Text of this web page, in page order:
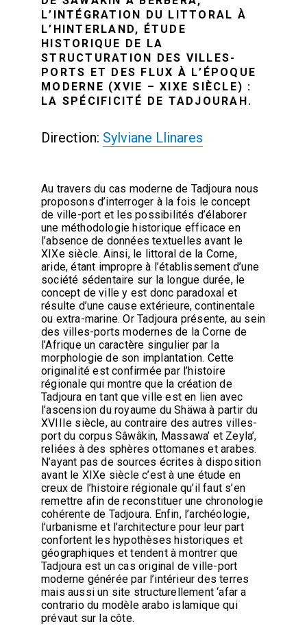
L’INTÉGRATION DU LITTORAL À
L’HINTERLAND, ÉTUDE
HISTORIQUE DE LA
STRUCTURATION DES VILLES-
PORTS ET DES FLUX À L’ÉPOQUE
MODERNE (XVIE – XIXE SIÈCLE) :
LA SPÉCIFICITÉ DE TADJOURAH.
Direction: Sylviane Llinares
Au travers du cas moderne de Tadjoura nous
proposons d’interroger à la fois le concept
de ville-port et les possibilités d’élaborer
une méthodologie historique efficace en
l’absence de données textuelles avant le
XIXe siècle. Ainsi, le littoral de la Corne,
aride, étant impropre à l’établissement d’une
société sédentaire sur la longue durée, le
concept de ville y est donc paradoxal et
résulte d’une cause extérieure, continentale
ou extra-marine. Or Tadjoura présente, au sein
des villes-ports modernes de la Corne de
l’Afrique un caractère singulier par la
morphologie de son implantation. Cette
originalité est confirmée par l’histoire
régionale qui montre que la création de
Tadjoura en tant que ville est en lien avec
l’ascension du royaume du Shäwa à partir du
XVIIIe siècle, au contraire des autres villes-
port du corpus Sâwâkin, Massawa’ et Zeyla’,
reliées à des sphères ottomanes et arabes.
N’ayant pas de sources écrites à disposition
avant le XIXe siècle c’est à une étude en
creux de l’histoire régionale qu’il faut s’en
remettre afin de reconstituer une chronologie
cohérente de Tadjoura. Enfin, l’archéologie,
l’urbanisme et l’architecture pour leur part
confortent les hypothèses historiques et
géographiques et tendent à montrer que
Tadjoura est un cas original de ville-port
moderne générée par l’intérieur des terres
mais aussi un site structurellement ‘afar a
contrario du modèle arabo islamique qui
prévaut sur la côte.